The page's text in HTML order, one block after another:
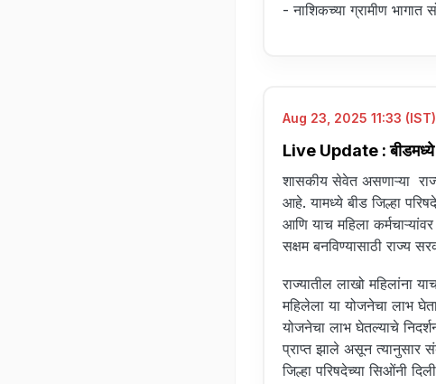
- नाशिकच्या ग्रामीण भागात
Aug 23, 2025 11:33 (IST)
Live Update : बीडमध्ये
शासकीय सेवेत असणाऱ्या
आहे. यामध्ये बीड जिल्हा
आणि याच महिला
सक्षम बनविण्यासाठी राज्य
राज्यातील लाखो महिलांना
महिलेला या योजनेचा लाभ
योजनेचा लाभ घेतल्याचे
प्राप्त झाले असून त्यानुसार
जिल्हा परिषदेच्या सिओंनी